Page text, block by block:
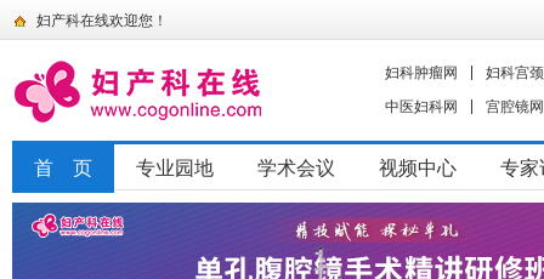
妇产科在线欢迎您！
妇科肿瘤网
妇科宫
中医妇科网
宫腔镜网
首 页 专业园地 学术会议 视频中心 专家